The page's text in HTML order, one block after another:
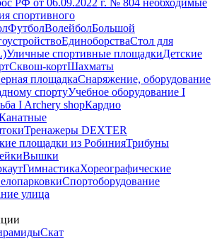
РФ от 06.09.2022 г. № 804 необходимые
спортивного
ФутболВолейболБольшой
ЕдиноборстваСтол для
Уличные спортивные площадкиДетские
Сквош-кортШахматы
площадкаСнаряжение, оборудование
спортуУчебное оборудование I
I Archery shopКардио
Тренажеры DEXTER
площадки из РобинияТрибуны
Вышки
ГимнастикаХореографические
Спортоборудование
улица
Скат